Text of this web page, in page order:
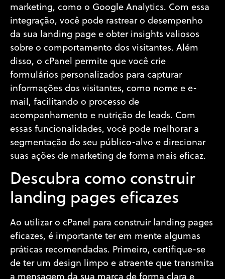
marketing, como o Google Analytics. Com essa
integração, você pode rastrear o desempenho
da sua landing page e obter insights valiosos
sobre o comportamento dos visitantes. Além
disso, o cPanel permite que você crie
formulários personalizados para capturar
informações dos visitantes, como nome e e-
mail, facilitando o processo de
acompanhamento e nutrição de leads. Com
essas funcionalidades, você pode melhorar a
segmentação do seu público-alvo e direcionar
suas ações de marketing de forma mais eficaz.
Descubra como construir
landing pages eficazes
Ao utilizar o cPanel para construir landing pages
eficazes, é importante ter em mente algumas
práticas recomendadas. Primeiro, certifique-se
de ter um design limpo e atraente que transmita